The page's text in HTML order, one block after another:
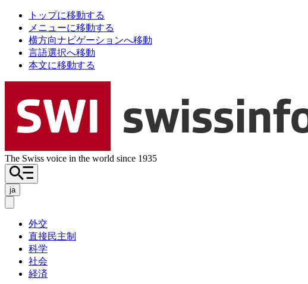
トップに移動する
メニューに移動する
横方向ナビゲーションへ移動
言語選択へ移動
本文に移動する
The Swiss voice in the world since 1935
ja
外交
直接民主制
科学
社会
経済